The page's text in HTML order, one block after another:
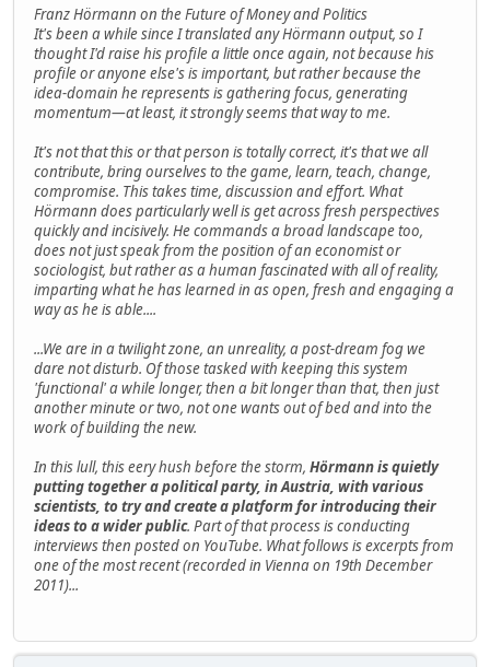
Franz Hörmann on the Future of Money and Politics
It's been a while since I translated any Hörmann output, so I
thought I'd raise his profile a little once again, not because his
profile or anyone else's is important, but rather because the
idea-domain he represents is gathering focus, generating
momentum—at least, it strongly seems that way to me.
It's not that this or that person is totally correct, it's that we all
contribute, bring ourselves to the game, learn, teach, change,
compromise. This takes time, discussion and effort. What
Hörmann does particularly well is get across fresh perspectives
quickly and incisively. He commands a broad landscape too,
does not just speak from the position of an economist or
sociologist, but rather as a human fascinated with all of reality,
imparting what he has learned in as open, fresh and engaging a
way as he is able....
...We are in a twilight zone, an unreality, a post-dream fog we
dare not disturb. Of those tasked with keeping this system
'functional' a while longer, then a bit longer than that, then just
another minute or two, not one wants out of bed and into the
work of building the new.
In this lull, this eery hush before the storm, Hörmann is quietly
putting together a political party, in Austria, with various
scientists, to try and create a platform for introducing their
ideas to a wider public. Part of that process is conducting
interviews then posted on YouTube. What follows is excerpts from
one of the most recent (recorded in Vienna on 19th December
2011)...